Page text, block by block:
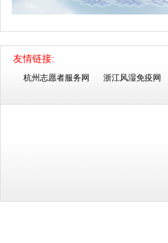
友情链接:
杭州志愿者服务网 浙江风湿免疫网